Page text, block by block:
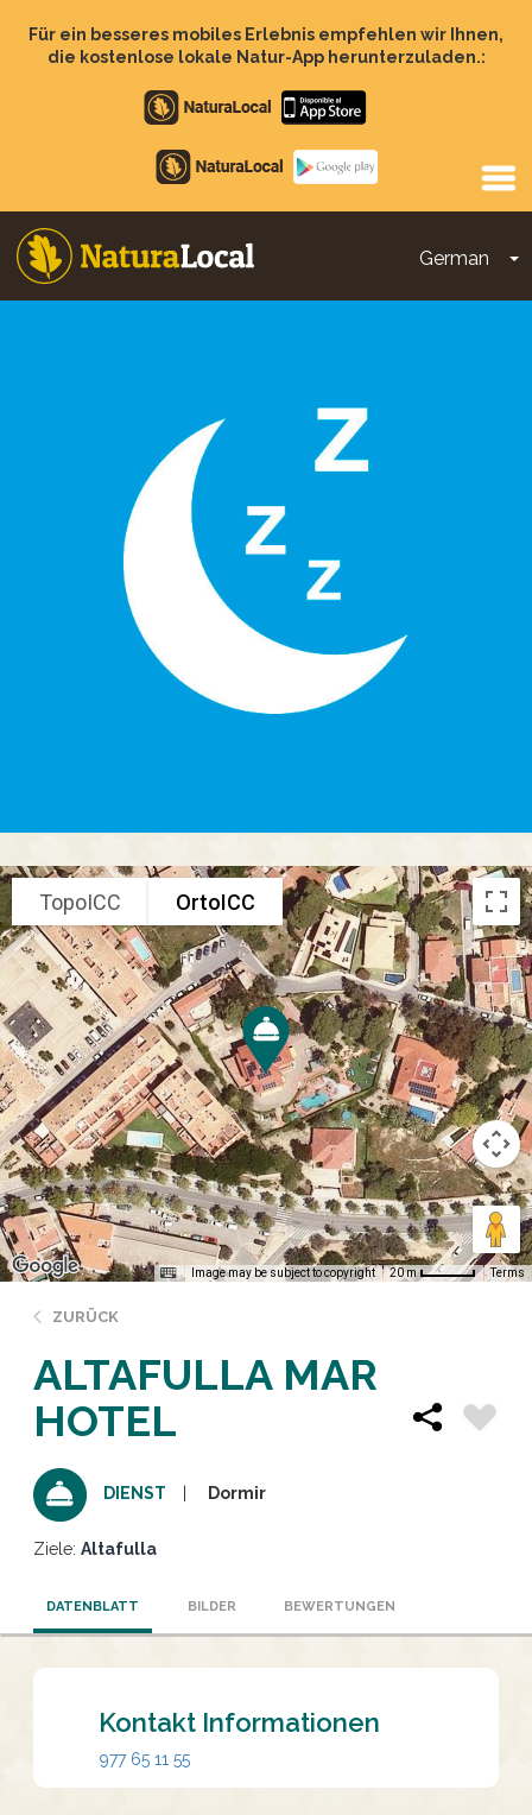
zumFür ein besseres mobiles Erlebnis empfehlen wir Ihnen,
die kostenlose lokale Natur-App herunterzuladen.:
Apple
store
Google
Play
German
Main
TopoICC OrtoICC
Image may be subject to copyright 20 m Terms
ZURÜCK
ALTAFULLA MAR
HOTEL
DIENST Dormir
Ziele: Altafulla
DATENBLATT BILDER BEWERTUNGEN
Kontakt Informationen
977 65 11 55